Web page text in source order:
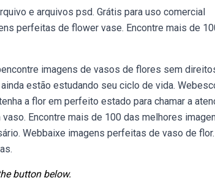
e arquivos psd. Grátis para uso comercial
perfeitas de flower vase. Encontre mais de
imagens de vasos de flores sem
estão estudando seu ciclo de vida.
a flor em perfeito estado para chamar a
Encontre mais de 100 das melhores
Webbaixe imagens perfeitas de vaso de flor.
button below.